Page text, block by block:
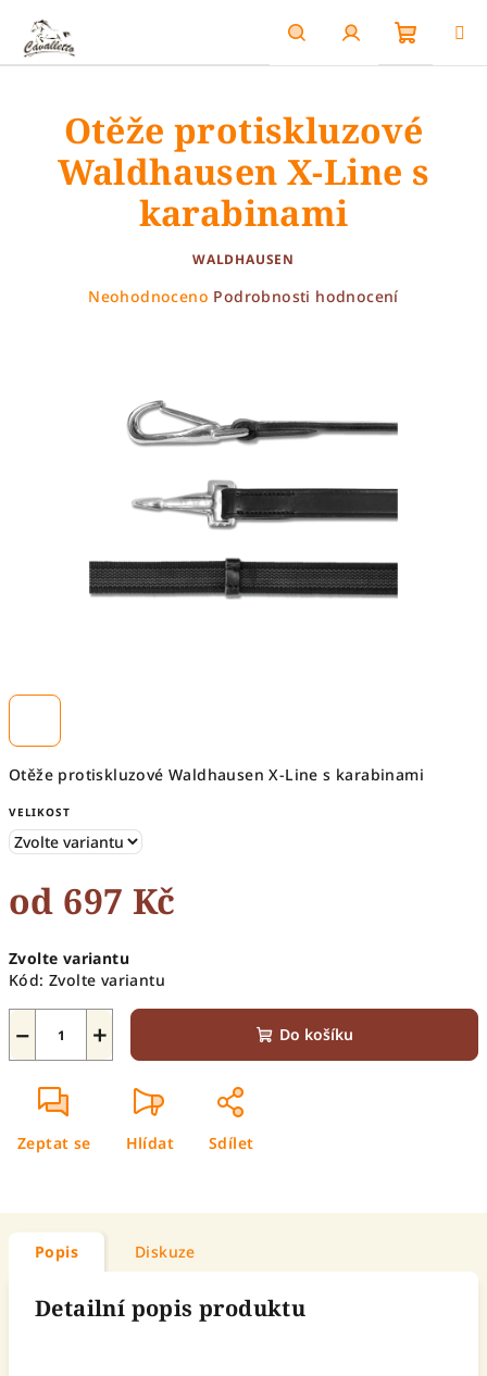
obsah
HledatPřihlášení
košík
Otěže protiskluzové Waldhausen X-Line s karabinami
VELIKOST
od 697 Kč
cena:
Zvolte variantu
Kód: Zvolte variantu
+
− Do košíku
Zeptat se Hlídat Sdílet
Otěže protiskluzové
Waldhausen X-Line s
karabinami
WALDHAUSEN
Průměrné
hvězdiček.
Neohodnoceno Podrobnosti hodnocení
Popis Diskuze
Detailní popis produktu